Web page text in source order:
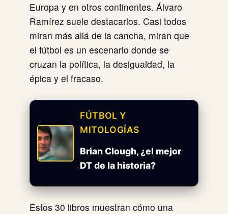
Europa y en otros continentes. Álvaro
Ramírez suele destacarlos. Casi todos
miran más allá de la cancha, miran que
el fútbol es un escenario donde se
cruzan la política, la desigualdad, la
épica y el fracaso.
FÚTBOL Y
MITOLOGÍAS
Brian Clough, ¿el mejor
DT de la historia?
Estos 30 libros muestran cómo una